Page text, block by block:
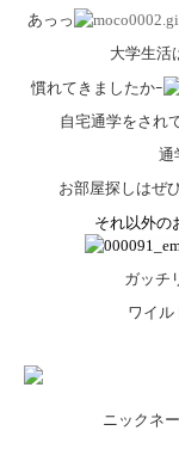
あっっ
大学生活
慣れてきましたかｰ
自宅通学をされ
通
お部屋探しはぜ
それ以外の
ガッチ
ワイル
ニックネ